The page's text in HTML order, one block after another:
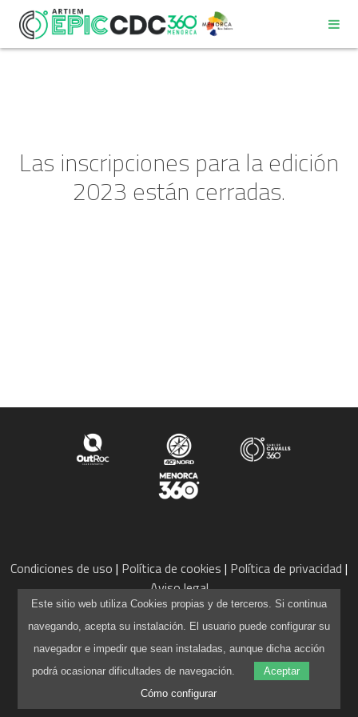
REGLAMENTO
TRAILRUN EPIC 360º
MOUNTAINBIKE EPIC 360º
1DAY
1DAY TRAILRUN
1DAY EXPERIENCE
Las inscripciones para la edición
2023 están cerradas.
Condiciones de uso Política de cookies Política de privacidad
Aviso legal
info@camidecavalls360.com
+34 971 105 136
Funcionando conWordPress
Web creada porPau Capó
Este sitio web utiliza Cookies propias y de terceros. Si continua
navegando, acepta su instalación. El usuario puede configurar su
navegador e impedir que sean instaladas, aunque dicha acción
podrá ocasionar dificultades de navegación.
Aceptar
Cómo configurar